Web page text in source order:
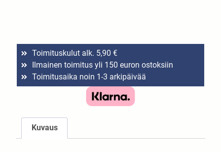
Toimituskulut alk. 5,90 €
Ilmainen toimitus yli 150 euron ostoksiin
Toimitusaika noin 1-3 arkipäivää
Kuvaus